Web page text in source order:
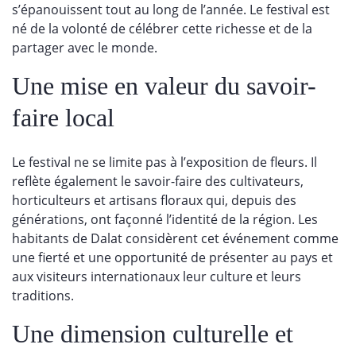
s’épanouissent tout au long de l’année. Le festival est
né de la volonté de célébrer cette richesse et de la
partager avec le monde.
Une mise en valeur du savoir-
faire local
Le festival ne se limite pas à l’exposition de fleurs. Il
reflète également le savoir-faire des cultivateurs,
horticulteurs et artisans floraux qui, depuis des
générations, ont façonné l’identité de la région. Les
habitants de Dalat considèrent cet événement comme
une fierté et une opportunité de présenter au pays et
aux visiteurs internationaux leur culture et leurs
traditions.
Une dimension culturelle et